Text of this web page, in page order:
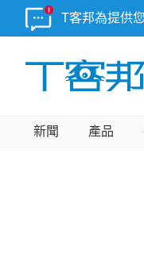
T客邦為提供
新聞 產品